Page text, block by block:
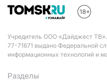
Учредитель ООО «Дайджест
77-71671 выдано Федеральной
информационных технологий и
Разделы